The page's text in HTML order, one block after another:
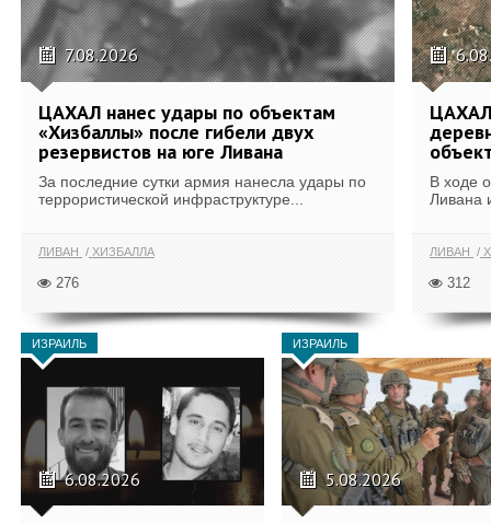
7.08.2026
ЦАХАЛ нанес удары по объектам
«Хизбаллы» после гибели двух
резервистов на юге Ливана
За последние сутки армия нанесла удары по
террористической инфраструктуре...
ЛИВАН ХИЗБАЛЛА
276
В ходе
Ливана
ЛИВАН
312
ИЗРАИЛЬ
6.08.2026
ИЗРАИЛЬ
5.08.2026